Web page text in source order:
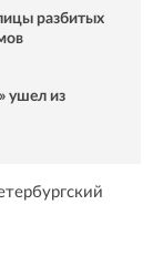
разбитых
ушел из